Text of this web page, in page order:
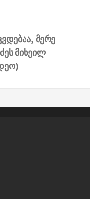
მერე
მიხეილ